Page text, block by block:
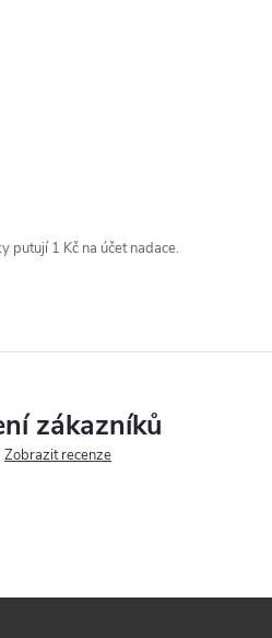
putují 1 Kč na účet nadace.
zákazníků
Zobrazit recenze